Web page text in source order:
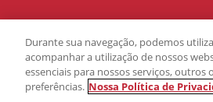
Durante sua navegação, podemos
acompanhar a utilização de nossos
essenciais para nossos serviços,
preferências. Nossa Política de